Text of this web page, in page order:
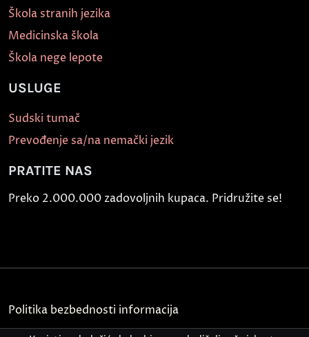
Škola stranih jezika
Medicinska škola
Škola nege lepote
USLUGE
Sudski tumač
Prevođenje sa/na nemački jezik
PRATITE NAS
Preko 2.000.000 zadovoljnih kupaca. Pridružite se!
Politika bezbednosti informacija